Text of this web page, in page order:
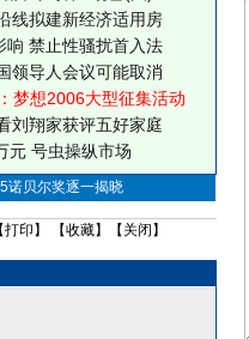
线拟建新经济适用房
响 禁止性骚扰首入法
领导人会议可能取消
梦想2006大型征集活动
刘翔家获评五好家庭
元 号虫操纵市场
诺贝尔奖逐一揭晓
打印 】 【收藏】【 关闭 】